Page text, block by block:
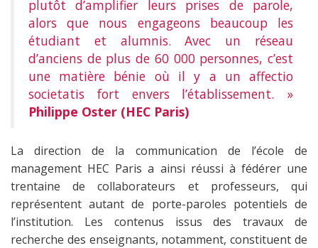
plutôt d’amplifier leurs prises de parole,
alors que nous engageons beaucoup les
étudiant et alumnis. Avec un réseau
d’anciens de plus de 60 000 personnes, c’est
une matière bénie où il y a un affectio
societatis fort envers l’établissement. »
Philippe Oster (HEC Paris)
La direction de la communication de l’école de
management HEC Paris a ainsi réussi à fédérer une
trentaine de collaborateurs et professeurs, qui
représentent autant de porte-paroles potentiels de
l’institution. Les contenus issus des travaux de
recherche des enseignants, notamment, constituent de